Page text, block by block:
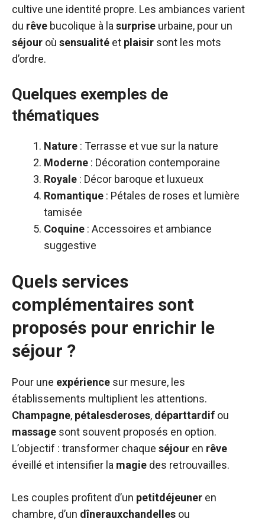
cultive une identité propre. Les ambiances varient
du rêve bucolique à la surprise urbaine, pour un
séjour où sensualité et plaisir sont les mots
d’ordre.
Quelques exemples de
thématiques
Nature : Terrasse et vue sur la nature
Moderne : Décoration contemporaine
Royale : Décor baroque et luxueux
Romantique : Pétales de roses et lumière
tamisée
Coquine : Accessoires et ambiance
suggestive
Quels services
complémentaires sont
proposés pour enrichir le
séjour ?
Pour une expérience sur mesure, les
établissements multiplient les attentions.
Champagne, pétalesderoses, départtardif ou
massage sont souvent proposés en option.
L’objectif : transformer chaque séjour en rêve
éveillé et intensifier la magie des retrouvailles.
Les couples profitent d’un petitdéjeuner en
chambre, d’un dînerauxchandelles ou